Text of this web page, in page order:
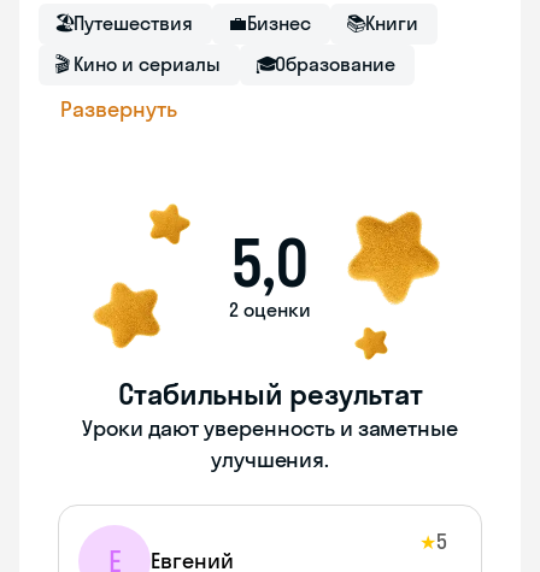
🏖Путешествия 💼Бизнес 📚Книги
🎬 Кино и сериалы 🎓Образование
Развернуть
5,0
2 оценки
Стабильный результат
Уроки дают уверенность и заметные
улучшения.
Е Евгений
★5